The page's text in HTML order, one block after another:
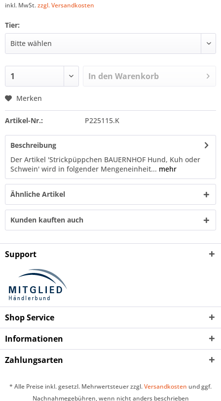
inkl. MwSt.zzgl. Versandkosten
Tier:
In den Warenkorb
Merken
Artikel-Nr.: P225115.K
Beschreibung
Der Artikel 'Strickpüppchen BAUERNHOF Hund, Kuh oder
Schwein' wird in folgender Mengeneinheit... mehr
Ähnliche Artikel
Kunden kauften auch
Support
Shop Service
Informationen
Zahlungsarten
* Alle Preise inkl. gesetzl. Mehrwertsteuer zzgl.Versandkosten und ggf.
Nachnahmegebühren, wenn nicht anders beschrieben